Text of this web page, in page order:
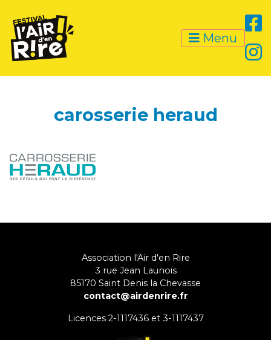
Menu
carosserie heraud
Association l'Air d'en Rire
3 rue Jean Launois
85170 Saint Denis la Chevasse
contact@airdenrire.fr
Licences 2-1117436 et 3-1117437